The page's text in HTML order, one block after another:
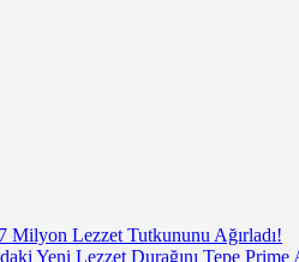
Milyon Lezzet Tutkununu Ağırladı!
Yeni Lezzet Durağını Tepe Prime